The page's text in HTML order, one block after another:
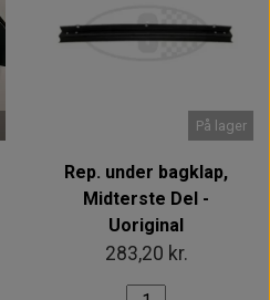
På lager
Rep. under bagklap,
Midterste Del -
Uoriginal
283,20 kr.